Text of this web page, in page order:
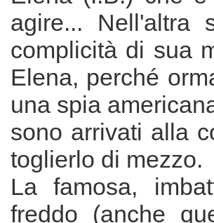
agire... Nell'altra
complicità di sua
Elena, perché
una spia
sono arrivati alla
toglierlo di mezzo.
La famosa,
freddo (anche